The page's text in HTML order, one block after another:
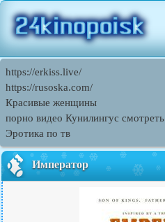
https://erkiss.live/
https://rusoska.com/
Красивые женщины
порно видео Кунилингус смотреть
Эротика по тв
Император